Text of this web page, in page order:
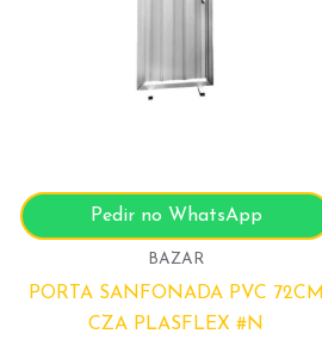
Pedir no WhatsApp
BAZAR
PORTA SANFONADA PVC 72CM
CZA PLASFLEX #N